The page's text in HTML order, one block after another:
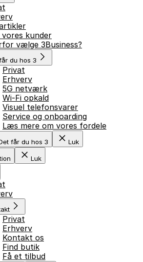
vores kunder
vælge 3Business?
du hos 3
Privat
Erhverv
5G netværk
Wi-Fi opkald
Visuel telefonsvarer
Service og onboarding
Læs mere om vores fordele
får du hos 3 Luk
Luk
Privat
Erhverv
Kontakt os
Find butik
Få et tilbud